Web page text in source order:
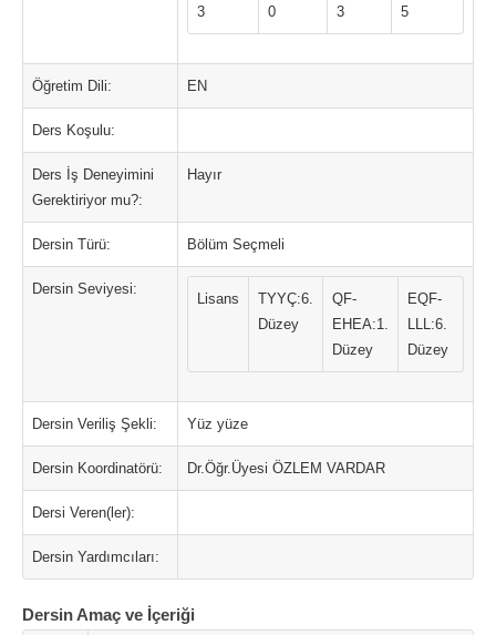
3 0 3 5
Öğretim Dili: EN
Ders Koşulu:
Ders İş Deneyimini
Gerektiriyor mu?:
Hayır
Dersin Türü: Bölüm Seçmeli
Dersin Seviyesi:
Lisans
TYYÇ:6.
Düzey
QF-
EHEA:1.
Düzey
EQF-
LLL:6.
Düzey
Dersin Veriliş Şekli: Yüz yüze
Dersin Koordinatörü: Dr.Öğr.Üyesi ÖZLEM VARDAR
Dersi Veren(ler):
Dersin Yardımcıları:
Dersin Amaç ve İçeriği